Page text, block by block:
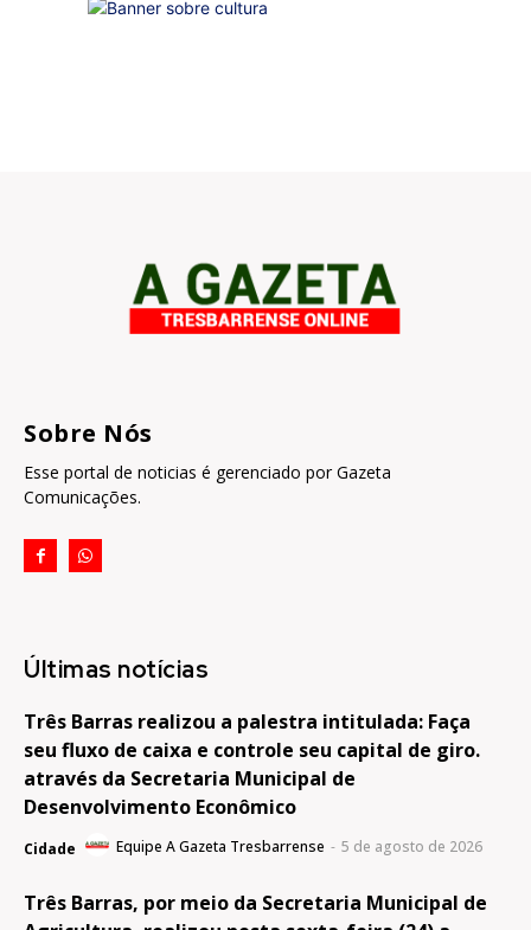
Sobre Nós
Esse portal de noticias é gerenciado por Gazeta
Comunicações.
Últimas notícias
Três Barras realizou a palestra intitulada: Faça
seu fluxo de caixa e controle seu capital de giro.
através da Secretaria Municipal de
Desenvolvimento Econômico
Cidade Equipe A Gazeta Tresbarrense - 5 de agosto de 2026
Três Barras, por meio da Secretaria Municipal de